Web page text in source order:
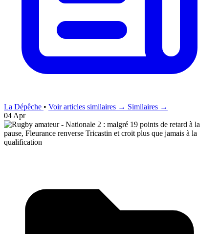
La Dépêche • Voir articles similaires → Similaires →
04 Apr